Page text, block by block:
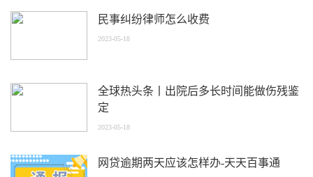
民事纠纷律师怎么收费
2023-05-18
全球热头条丨出院后多长时间能做伤残鉴
定
2023-05-18
网贷逾期两天应该怎样办-天天百事通